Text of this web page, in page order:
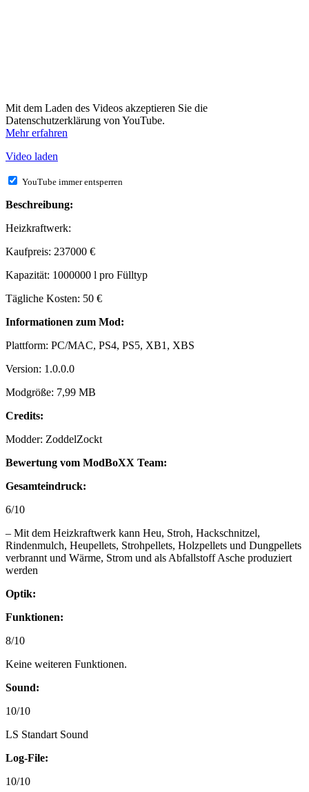
Mit dem Laden des Videos akzeptieren Sie die
Datenschutzerklärung von YouTube.
Mehr erfahren
Video laden
YouTube immer entsperren
Beschreibung:
Heizkraftwerk:
Kaufpreis: 237000 €
Kapazität: 1000000 l pro Fülltyp
Tägliche Kosten: 50 €
Informationen zum Mod:
Plattform: PC/MAC, PS4, PS5, XB1, XBS
Version: 1.0.0.0
Modgröße: 7,99 MB
Credits:
Modder: ZoddelZockt
Bewertung vom ModBoXX Team:
Gesamteindruck:
6/10
– Mit dem Heizkraftwerk kann Heu, Stroh, Hackschnitzel,
Rindenmulch, Heupellets, Strohpellets, Holzpellets und Dungpellets
verbrannt und Wärme, Strom und als Abfallstoff Asche produziert
werden
Optik:
Funktionen:
8/10
Keine weiteren Funktionen.
Sound:
10/10
LS Standart Sound
Log-File:
10/10